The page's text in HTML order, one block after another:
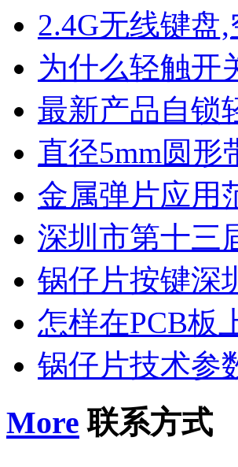
2.4G无线键盘
为什么轻触开
最新产品自锁
直径5mm圆形
金属弹片应用
深圳市第十三
锅仔片按键深
怎样在PCB板
锅仔片技术参
More 联系方式